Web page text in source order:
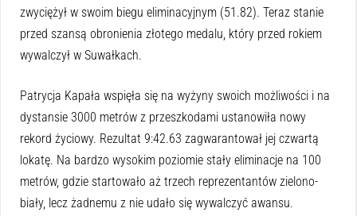
zwyciężył w swoim biegu eliminacyjnym (51.82). Teraz stanie
przed szansą obronienia złotego medalu, który przed rokiem
wywalczył w Suwałkach.
Patrycja Kapała wspięła się na wyżyny swoich możliwości i na
dystansie 3000 metrów z przeszkodami ustanowiła nowy
rekord życiowy. Rezultat 9:42.63 zagwarantował jej czwartą
lokatę. Na bardzo wysokim poziomie stały eliminacje na 100
metrów, gdzie startowało aż trzech reprezentantów zielono-
biały, lecz żadnemu z nie udało się wywalczyć awansu.